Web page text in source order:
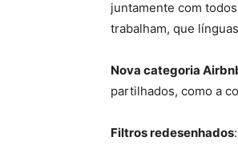
juntamente com
trabalham, que
Nova categoria
partilhados, como a
Filtros redesenhados